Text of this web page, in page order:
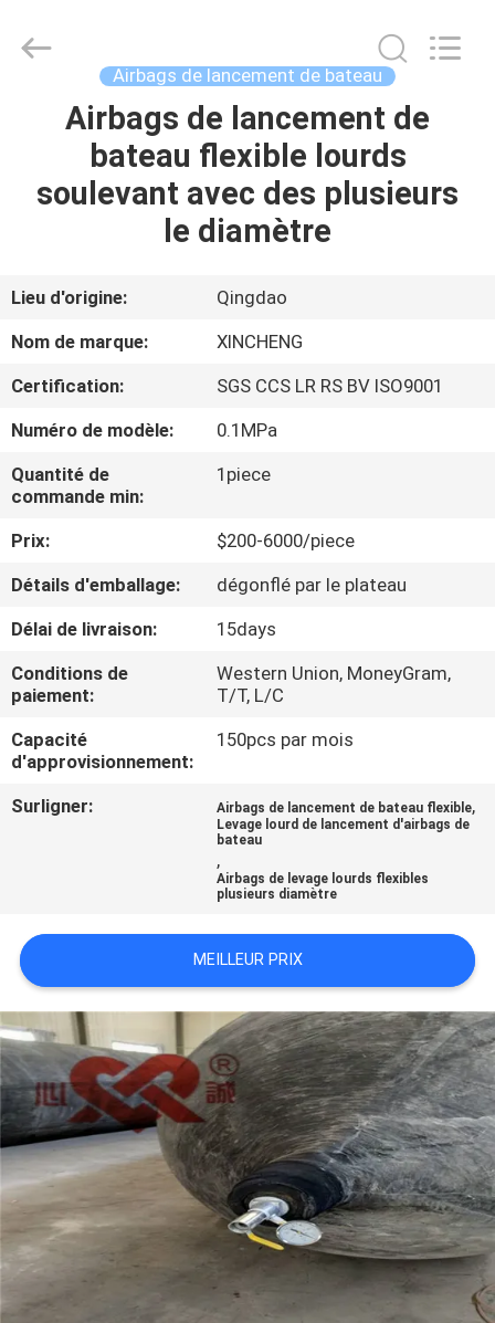
MAISON
PRODUITS
SHOW
PROPOS
DE
NOUS
VISITE
D'USINE
CONTRÔLE
DE
QUALITÉ
CONTACTEZ-
CAS
PLAN
DU
SITE
PRIVACY
POLICY
Products
Airbags de lancement de bateau
Airbags de lancement de
bateau flexible lourds
soulevant avec des plusieurs
le diamètre
Lieu d'origine:
Qingdao
Nom de marque:
XINCHENG
Certification:
SGS CCS LR RS BV ISO9001
Numéro de modèle:
0.1MPa
Quantité de
commande min:
1piece
Prix:
$200-6000/piece
Détails d'emballage:
dégonflé par le plateau
Délai de livraison:
15days
Conditions de
paiement:
Western Union, MoneyGram,
T/T, L/C
Capacité
d'approvisionnement:
150pcs par mois
Surligner: Airbags de lancement de bateau flexible,
Levage lourd de lancement d'airbags de
bateau
,
Airbags de levage lourds flexibles
plusieurs diamètre
MEILLEUR PRIX